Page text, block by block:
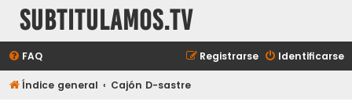
subtitulamos.tv
FAQ Identificarse
Registrarse
Índice general Cajón D-sastre